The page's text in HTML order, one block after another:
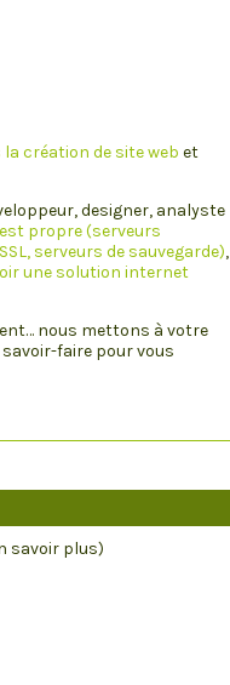
la création de site web et
designer, analyste
propre (serveurs
serveurs de sauvegarde),
une solution internet
nous mettons à votre
faire pour vous
savoir plus)